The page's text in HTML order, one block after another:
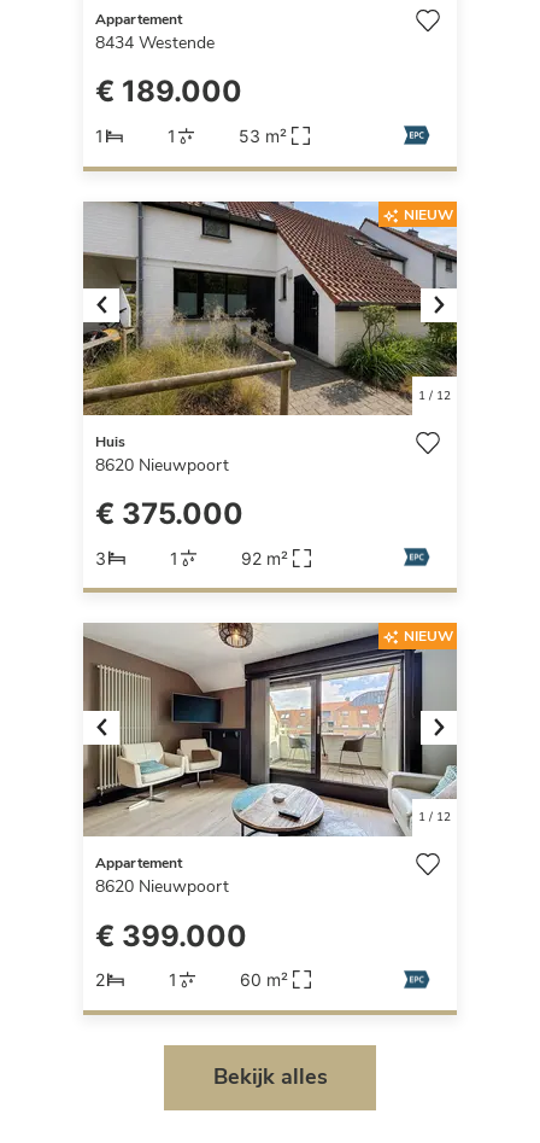
Appartement
8434 Westende
€ 189.000
1 1 53 m²
Previous Next
1/ 12
NIEUW
Huis
8620 Nieuwpoort
€ 375.000
3 1 92 m²
Previous Next
1/ 12
NIEUW
Appartement
8620 Nieuwpoort
€ 399.000
2 1 60 m²
Bekijk alles